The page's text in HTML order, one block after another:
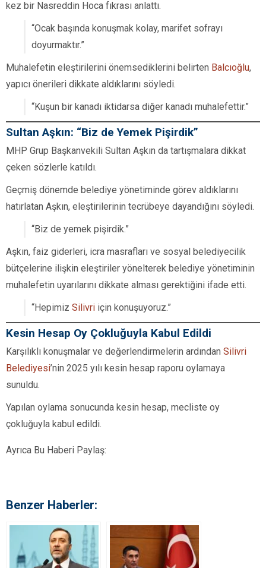
kez bir Nasreddin Hoca fıkrası anlattı.
“Ocak başında konuşmak kolay, marifet sofrayı
doyurmaktır.”
Muhalefetin eleştirilerini önemsediklerini belirten Balcıoğlu,
yapıcı önerileri dikkate aldıklarını söyledi.
“Kuşun bir kanadı iktidarsa diğer kanadı muhalefettir.”
Sultan Aşkın: “Biz de Yemek Pişirdik”
MHP Grup Başkanvekili Sultan Aşkın da tartışmalara dikkat
çeken sözlerle katıldı.
Geçmiş dönemde belediye yönetiminde görev aldıklarını
hatırlatan Aşkın, eleştirilerinin tecrübeye dayandığını söyledi.
“Biz de yemek pişirdik.”
Aşkın, faiz giderleri, icra masrafları ve sosyal belediyecilik
bütçelerine ilişkin eleştiriler yönelterek belediye yönetiminin
muhalefetin uyarılarını dikkate alması gerektiğini ifade etti.
“Hepimiz Silivri için konuşuyoruz.”
Kesin Hesap Oy Çokluğuyla Kabul Edildi
Karşılıklı konuşmalar ve değerlendirmelerin ardından Silivri
Belediyesi’nin 2025 yılı kesin hesap raporu oylamaya
sunuldu.
Yapılan oylama sonucunda kesin hesap, mecliste oy
çokluğuyla kabul edildi.
Ayrıca Bu Haberi Paylaş:
Benzer Haberler: